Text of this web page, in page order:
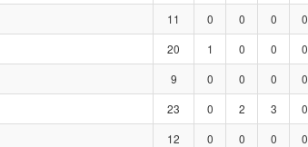
11 0 0 0 0
20 1 0 0 0
9 0 0 0 0
23 0 2 3 0
12 0 0 0 0